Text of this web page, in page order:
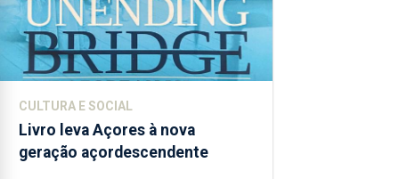
CULTURA E SOCIAL
Livro leva Açores à nova
geração açordescendente